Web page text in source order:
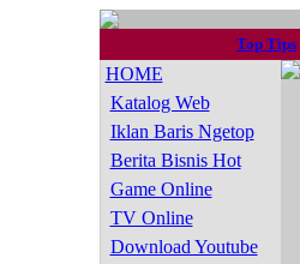
Top Tips
HOME
Katalog Web
Iklan Baris Ngetop
Berita Bisnis Hot
Game Online
TV Online
Download Youtube